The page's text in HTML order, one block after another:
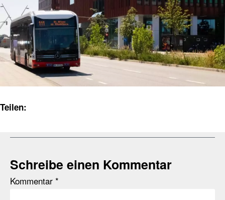
Teilen:
Schreibe einen Kommentar
Kommentar *